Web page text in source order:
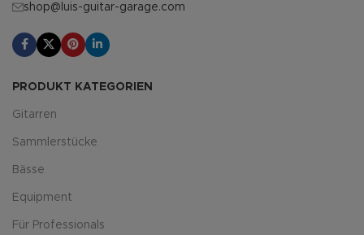
shop@luis-guitar-garage.com
PRODUKT KATEGORIEN
Gitarren
Sammlerstücke
Bässe
Equipment
Für Professionals